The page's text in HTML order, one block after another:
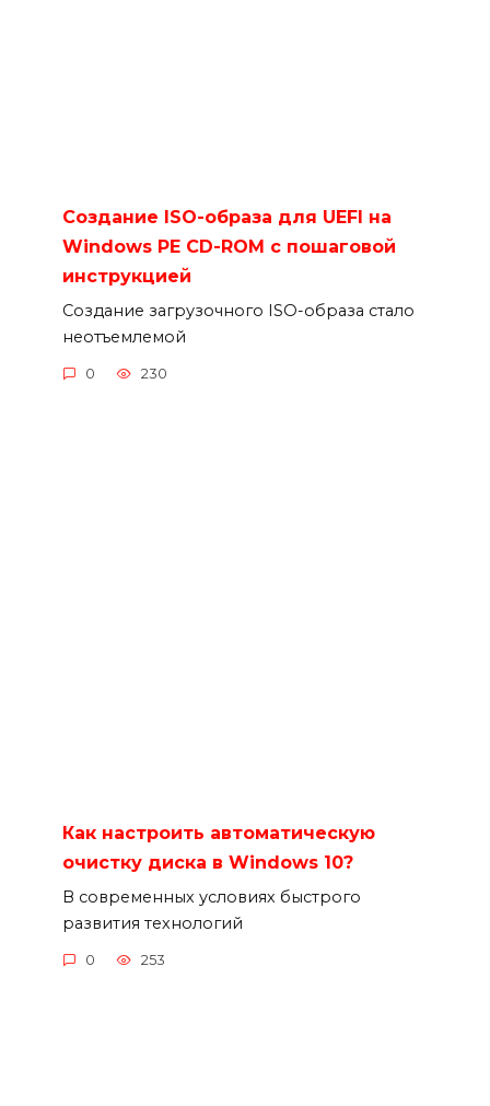
Создание ISO-образа для UEFI на
Windows PE CD-ROM с пошаговой
инструкцией
Создание загрузочного ISO-образа стало
неотъемлемой
0 230
Как настроить автоматическую
очистку диска в Windows 10?
В современных условиях быстрого
развития технологий
0 253